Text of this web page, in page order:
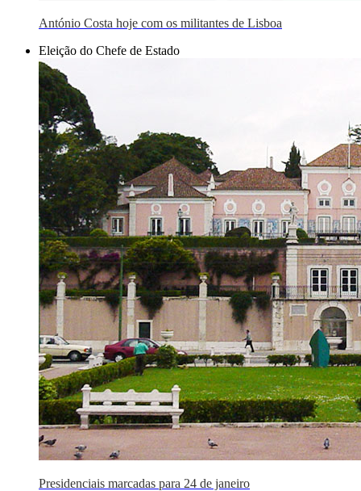
António Costa hoje com os militantes de Lisboa
Eleição do Chefe de Estado
Presidenciais marcadas para 24 de janeiro